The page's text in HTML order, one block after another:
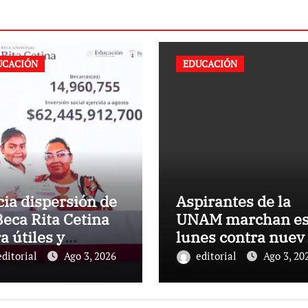
dispersión de
Rita Cetina
útiles y
escolares
Ago 3, 2026
EDUCACIÓN
Aspirantes de la
UNAM marchan
lunes contra nuevo
examen: ¿Dónde y
editorial Ago 3,